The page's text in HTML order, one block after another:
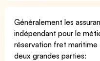
Généralement les
indépendant pour le
réservation fret
deux grandes parties: